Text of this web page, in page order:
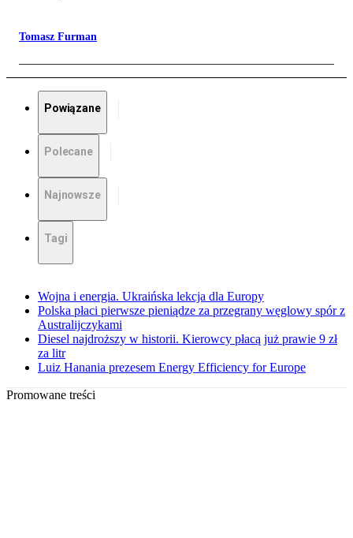
Tomasz Furman
Powiązane
Polecane
Najnowsze
Tagi
Wojna i energia. Ukraińska lekcja dla Europy
Polska płaci pierwsze pieniądze za przegrany węglowy spór z
Australijczykami
Diesel najdroższy w historii. Kierowcy płacą już prawie 9 zł
za litr
Luiz Hanania prezesem Energy Efficiency for Europe
Promowane treści